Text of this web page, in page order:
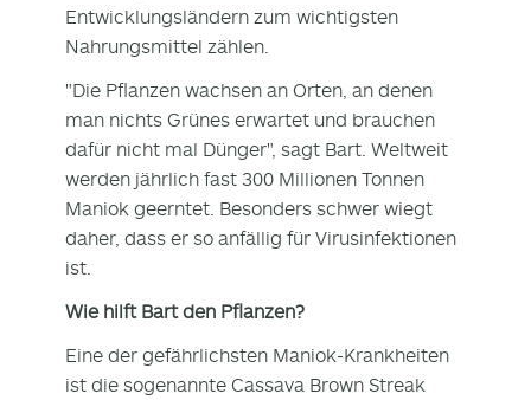
Entwicklungsländern zum wichtigsten
Nahrungsmittel zählen.
"Die Pflanzen wachsen an Orten, an denen
man nichts Grünes erwartet und brauchen
dafür nicht mal Dünger", sagt Bart. Weltweit
werden jährlich fast 300 Millionen Tonnen
Maniok geerntet. Besonders schwer wiegt
daher, dass er so anfällig für Virusinfektionen
ist.
Wie hilft Bart den Pflanzen?
Eine der gefährlichsten Maniok-Krankheiten
ist die sogenannte Cassava Brown Streak